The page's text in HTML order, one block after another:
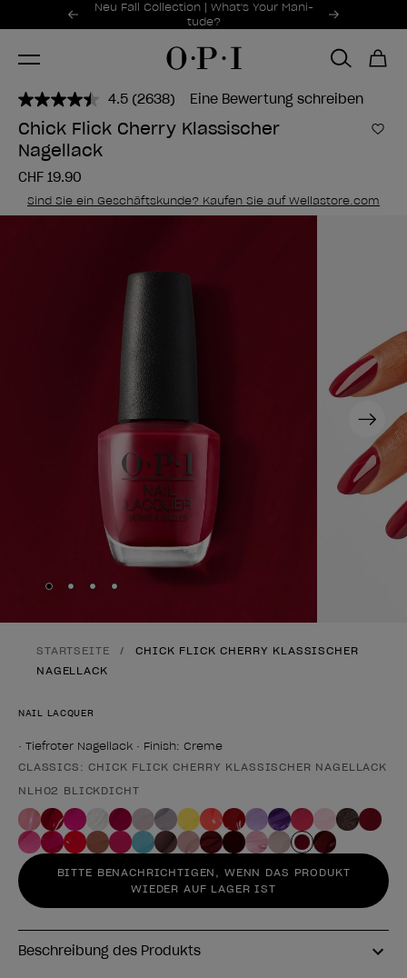
Sonderangebote
Neu Fall Collection | What's Your Mani-
tude?
Item 1 of 2
4.5 2638
Bewertungen
lesen..
Seite.
(2638) Eine Bewertung schreiben
Chick Flick Cherry Klassischer
Nagellack
Zur
CHF 19.90
Sind Sie ein Geschäftskunde? Kaufen Sie auf Wellastore.com
Next
Skip to slide
Skip to slide
Skip to slide
Skip to slide
STARTSEITE
CHICK FLICK CHERRY KLASSISCHER
NAGELLACK
NAIL LACQUER
• Tiefroter Nagellack • Finish: Creme
Form des Produkts
CLASSICS: CHICK FLICK CHERRY KLASSISCHER NAGELLACK
NLH02 BLICKDICHT
BITTE BENACHRICHTIGEN, WENN DAS PRODUKT
WIEDER AUF LAGER IST
Beschreibung des Produkts